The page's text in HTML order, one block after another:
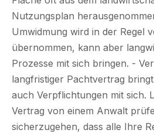
Nutzungsplan
Umwidmung wird in der Regel
übernommen, kann aber
Prozesse mit sich bringen. -
langfristiger Pachtvertrag
auch Verpflichtungen mit sich.
Vertrag von einem Anwalt
sicherzugehen, dass alle Ihre